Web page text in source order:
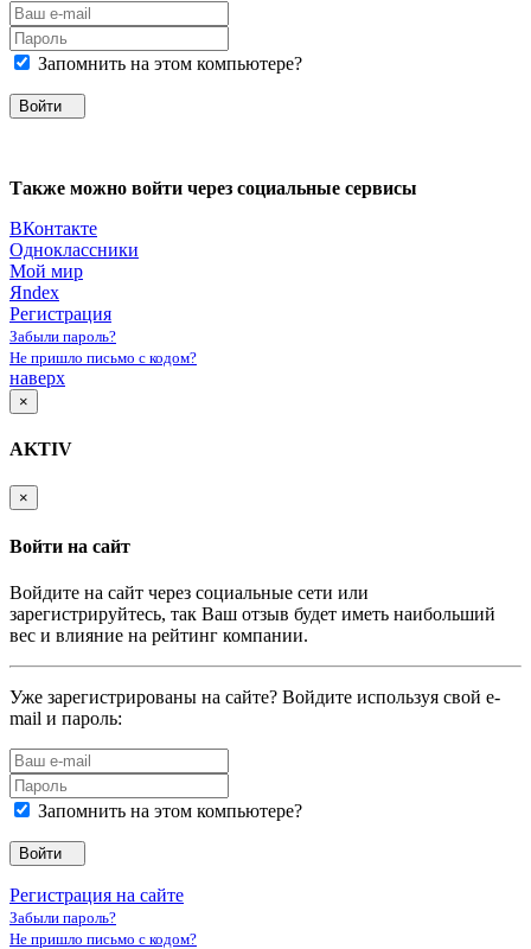
Запомнить на этом компьютере?
Войти
Также можно войти через социальные сервисы
ВКонтакте
Одноклассники
Мой мир
Яndex
Регистрация
Забыли пароль?
Не пришло письмо с кодом?
наверх
×
AKTIV
×
Войти на сайт
Войдите на сайт через социальные сети или
зарегистрируйтесь, так Ваш отзыв будет иметь наибольший
вес и влияние на рейтинг компании.
Уже зарегистрированы на сайте? Войдите используя свой e-
mail и пароль:
Запомнить на этом компьютере?
Войти
Регистрация на сайте
Забыли пароль?
Не пришло письмо с кодом?